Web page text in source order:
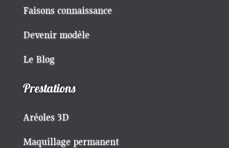
Faisons connaissance
Devenir modèle
Le Blog
Prestations
Aréoles 3D
Maquillage permanent